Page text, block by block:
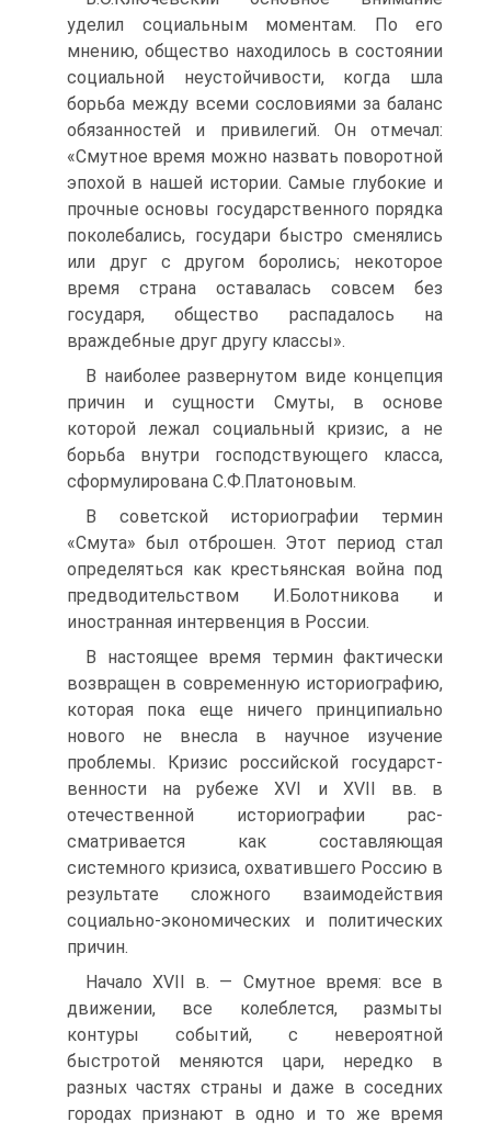
уделил социальным моментам. По его
мнению, общество находилось в состоянии
социальной неу­стойчивости, когда шла
борьба между всеми сословиями за баланс
обя­занностей и привилегий. Он отмечал:
«Смутное время можно назвать поворотной
эпохой в нашей истории. Самые глубокие и
прочные ос­новы государственного порядка
поколебались, государи быстро сменя­лись
или друг с другом боролись; некоторое
время страна оставалась совсем без
государя, общество распадалось на
враждебные друг другу классы».
В наиболее развернутом виде концепция
причин и сущности Смуты, в основе
которой лежал социальный кризис, а не
борьба внутри гос­подствующего класса,
сформулирована С.Ф.Платоновым.
В советской историографии термин
«Смута» был отброшен. Этот период стал
определяться как крестьянская война под
предводитель­ством И.Болотникова и
иностранная интервенция в России.
В настоящее время термин фактически
возвращен в современную историографию,
которая пока еще ничего принципиально
нового не внесла в научное изучение
проблемы. Кризис российской государст­
венности на рубеже XVI и XVII вв. в
отечественной историографии рас­
сматривается как составляющая
системного кризиса, охватившего Рос­сию в
результате сложного взаимодействия
социально-экономических и политических
причин.
Начало XVII в. — Смутное время: все в
движении, все колеблется, размыты
контуры событий, с невероятной
быстротой меняются цари, нередко в
разных частях страны и даже в соседних
городах признают в одно и то же время